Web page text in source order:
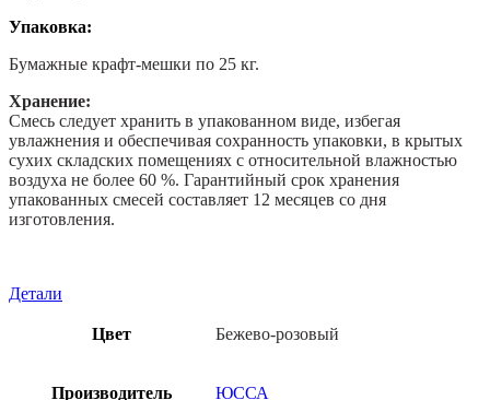
Упаковка:
Бумажные крафт-мешки по 25 кг.
Хранение:
Смесь следует хранить в упакованном виде, избегая
увлажнения и обеспечивая сохранность упаковки, в крытых
сухих складских помещениях с относительной влажностью
воздуха не более 60 %. Гарантийный срок хранения
упакованных смесей составляет 12 месяцев со дня
изготовления.
Детали
Цвет Бежево-розовый
Производитель ЮССА